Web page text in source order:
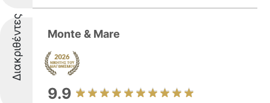
Διακριθέντες Monte & Mare
9.9